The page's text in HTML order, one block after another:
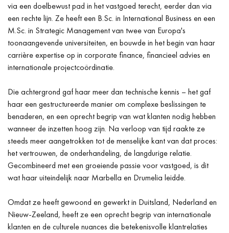
via een doelbewust pad in het vastgoed terecht, eerder dan via
een rechte lijn. Ze heeft een B.Sc. in International Business en een
M.Sc. in Strategic Management van twee van Europa's
toonaangevende universiteiten, en bouwde in het begin van haar
carrière expertise op in corporate finance, financieel advies en
internationale projectcoördinatie.
Die achtergrond gaf haar meer dan technische kennis – het gaf
haar een gestructureerde manier om complexe beslissingen te
benaderen, en een oprecht begrip van wat klanten nodig hebben
wanneer de inzetten hoog zijn. Na verloop van tijd raakte ze
steeds meer aangetrokken tot de menselijke kant van dat proces:
het vertrouwen, de onderhandeling, de langdurige relatie.
Gecombineerd met een groeiende passie voor vastgoed, is dit
wat haar uiteindelijk naar Marbella en Drumelia leidde.
Omdat ze heeft gewoond en gewerkt in Duitsland, Nederland en
Nieuw-Zeeland, heeft ze een oprecht begrip van internationale
klanten en de culturele nuances die betekenisvolle klantrelaties